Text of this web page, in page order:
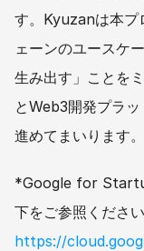
す。Kyuzanは本プ
ェーンのユースケ
生み出す」ことを
とWeb3開発プラ
進めてまいります。
*Google for
下をご参照ください
https://